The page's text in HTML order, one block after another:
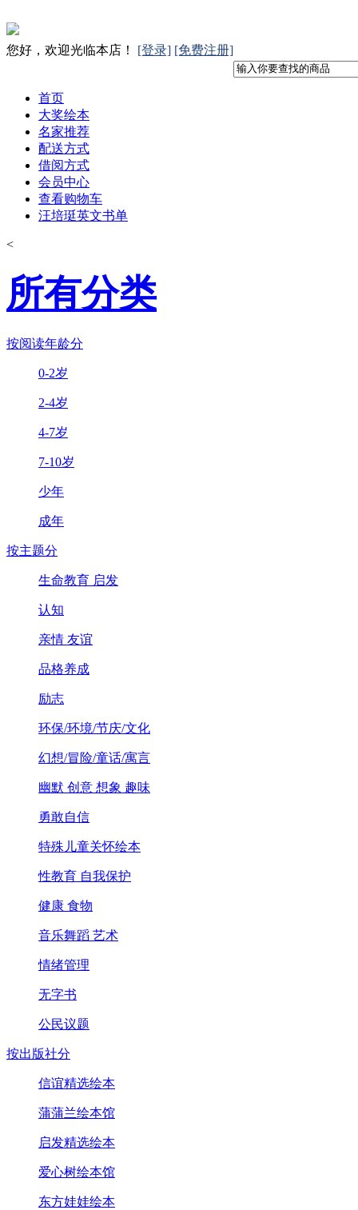
您好，欢迎光临本店！ [登录] [免费注册]
首页
大奖绘本
名家推荐
配送方式
借阅方式
会员中心
查看购物车
汪培珽英文书单
<
所有分类
按阅读年龄分
0-2岁
2-4岁
4-7岁
7-10岁
少年
成年
按主题分
生命教育 启发
认知
亲情 友谊
品格养成
励志
环保/环境/节庆/文化
幻想/冒险/童话/寓言
幽默 创意 想象 趣味
勇敢自信
特殊儿童关怀绘本
性教育 自我保护
健康 食物
音乐舞蹈 艺术
情绪管理
无字书
公民议题
按出版社分
信谊精选绘本
蒲蒲兰绘本馆
启发精选绘本
爱心树绘本馆
东方娃娃绘本